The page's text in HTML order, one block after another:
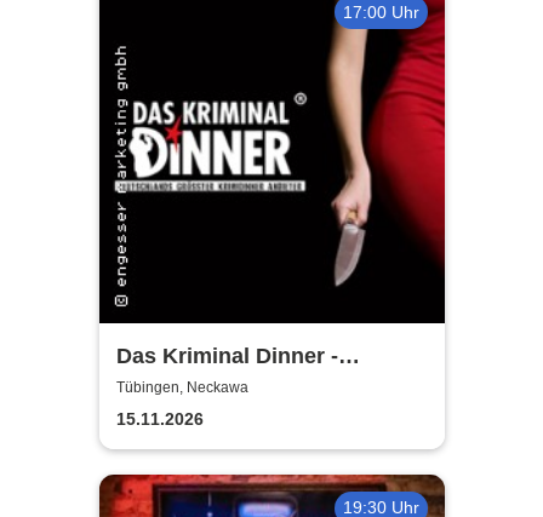
17:00 Uhr
Das Kriminal Dinner -
Alpenkrimi: Knödelmord beim
Gipfeltreffen
Tübingen, Neckawa
15.11.2026
19:30 Uhr